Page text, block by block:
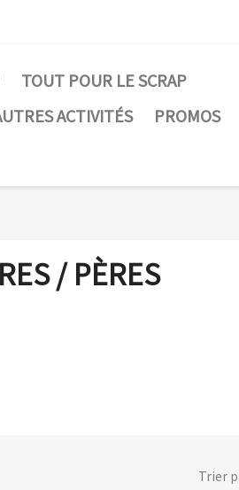
TOUT POUR LE SCRAP
ACTIVITÉS
PROMOS
/ PÈRES
Trier